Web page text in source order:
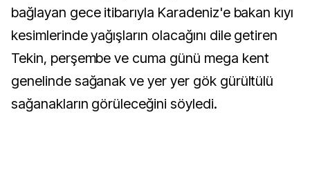
bağlayan gece itibarıyla Karadeniz'e bakan kıyı
kesimlerinde yağışların olacağını dile getiren
Tekin, perşembe ve cuma günü mega kent
genelinde sağanak ve yer yer gök gürültülü
sağanakların görüleceğini söyledi.